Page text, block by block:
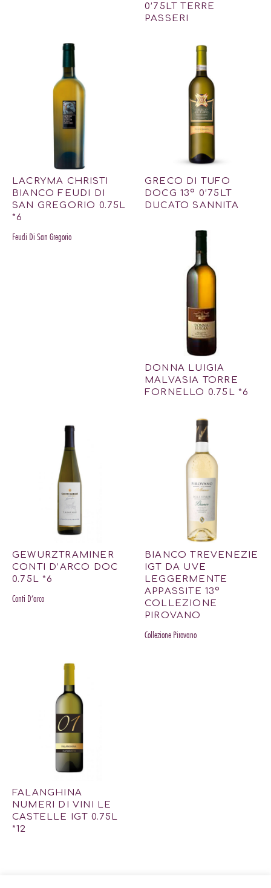
0’75LT TERRE
PASSERI
LACRYMA CHRISTI
BIANCO FEUDI DI
SAN GREGORIO 0.75L
*6
Feudi Di San Gregorio
GRECO DI TUFO
DOCG 13º 0’75LT
DUCATO SANNITA
DONNA LUIGIA
MALVASIA TORRE
FORNELLO 0.75L *6
GEWURZTRAMINER
CONTI D’ARCO DOC
0.75L *6
Conti D’arco
BIANCO TREVENEZIE
IGT DA UVE
LEGGERMENTE
APPASSITE 13º
COLLEZIONE
PIROVANO
Collezione Pirovano
FALANGHINA
NUMERI DI VINI LE
CASTELLE IGT 0.75L
*12